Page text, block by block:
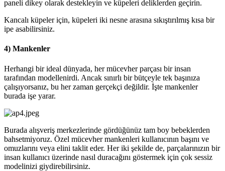
paneli dikey olarak destekleyin ve küpeleri deliklerden geçirin.
Kancalı küpeler için, küpeleri iki nesne arasına sıkıştırılmış kısa bir
ipe asabilirsiniz.
4) Mankenler
Herhangi bir ideal dünyada, her mücevher parçası bir insan
tarafından modellenirdi. Ancak sınırlı bir bütçeyle tek başınıza
çalışıyorsanız, bu her zaman gerçekçi değildir. İşte mankenler
burada işe yarar.
Burada alışveriş merkezlerinde gördüğünüz tam boy bebeklerden
bahsetmiyoruz. Özel mücevher mankenleri kullanıcının başını ve
omuzlarını veya elini taklit eder. Her iki şekilde de, parçalarınızın bir
insan kullanıcı üzerinde nasıl duracağını göstermek için çok sessiz
modelinizi giydirebilirsiniz.